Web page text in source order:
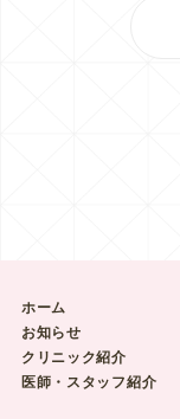
ホーム
お知らせ
クリニック紹介
医師・スタッフ紹介